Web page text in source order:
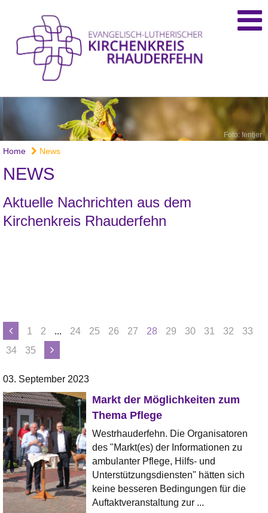
Foto: fentjer
Home News
NEWS
Aktuelle Nachrichten aus dem
Kirchenkreis Rhauderfehn
1 2 ... 24 25 26 27 28 29 30 31 32
33
34
35
03. September 2023
Markt der Möglichkeiten zum
Thema Pflege
Westrhauderfehn. Die Organisatoren
des "Markt(es) der Informationen zu
ambulanter Pflege, Hilfs- und
Unterstützungsdiensten" hätten sich
keine besseren Bedingungen für die
Auftaktveranstaltung zur ...